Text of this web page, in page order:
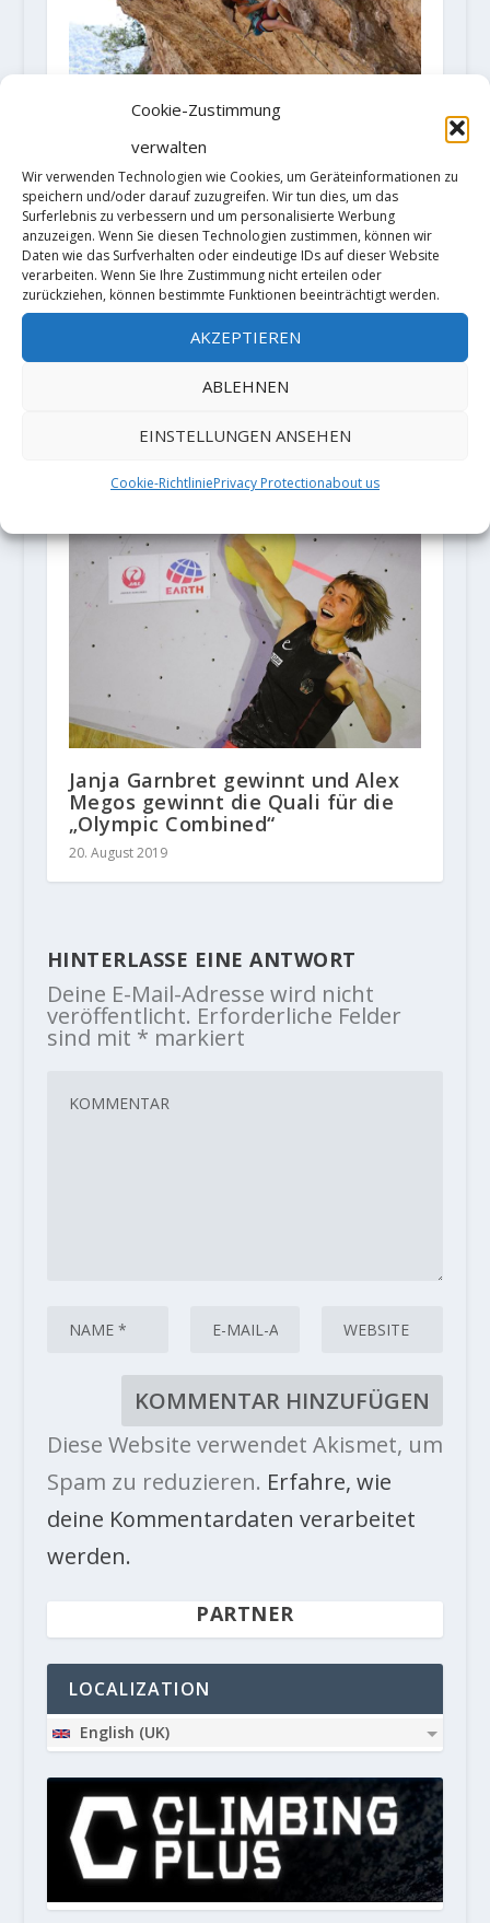
Cookie-Zustimmung
verwalten
Wir verwenden Technologien wie Cookies, um Geräteinformationen zu
speichern und/oder darauf zuzugreifen. Wir tun dies, um das
Surferlebnis zu verbessern und um personalisierte Werbung
anzuzeigen. Wenn Sie diesen Technologien zustimmen, können wir
Daten wie das Surfverhalten oder eindeutige IDs auf dieser Website
verarbeiten. Wenn Sie Ihre Zustimmung nicht erteilen oder
zurückziehen, können bestimmte Funktionen beeinträchtigt werden.
AKZEPTIEREN
ABLEHNEN
EINSTELLUNGEN ANSEHEN
Cookie-RichtliniePrivacy Protectionabout us
Laura Rogora sends new route
19. September 2018
Video: Matilda Söderlund sends
19. Dezember 2019
Janja Garnbret gewinnt und Alex
Megos gewinnt die Quali für die
„Olympic Combined“
20. August 2019
HINTERLASSE EINE ANTWORT
Deine E-Mail-Adresse wird nicht
veröffentlicht. Erforderliche Felder
sind mit * markiert
Diese Website verwendet Akismet, um
Spam zu reduzieren. Erfahre, wie
deine Kommentardaten verarbeitet
werden.
PARTNER
LOCALIZATION
English (UK)